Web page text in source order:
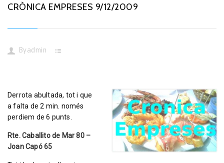
CRÒNICA EMPRESES 9/12/2009
Byadmin
Derrota abultada, tot i que
a falta de 2 min. només
perdiem de 6 punts.
Rte. Caballito de Mar 80 –
Joan Capó 65